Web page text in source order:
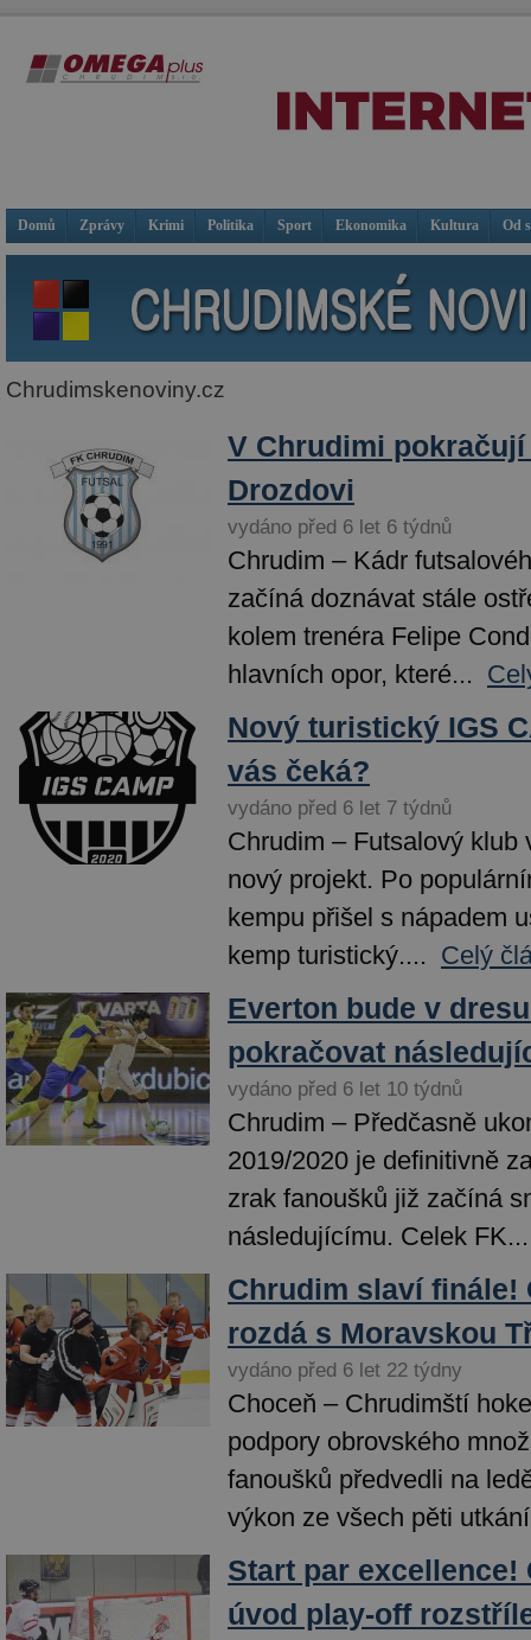
Domů Zprávy Krimi Politika Sport Ekonomika Kultura Od
Chrudimskenoviny.cz
V Chrudimi
Drozdovi
vydáno před 6 let 6 týdnů
Chrudim – Kádr
začíná doznávat stále
kolem trenéra Felipe
hlavních opor, které...
Nový turistický IGS
vás čeká?
vydáno před 6 let 7 týdnů
Chrudim – Futsalový klub
nový projekt. Po
kempu přišel s nápadem
kemp turistický.... Celý
Everton bude v
pokračovat
vydáno před 6 let 10 týdnů
Chrudim – Předčasně
2019/2020 je definitivně
zrak fanoušků již začíná
následujícímu. Celek FK...
Chrudim slaví finále!
rozdá s Moravskou
vydáno před 6 let 22 týdny
Choceň – Chrudimští
podpory obrovského
fanoušků předvedli na
výkon ze všech pěti
Start par excellence!
úvod play-off